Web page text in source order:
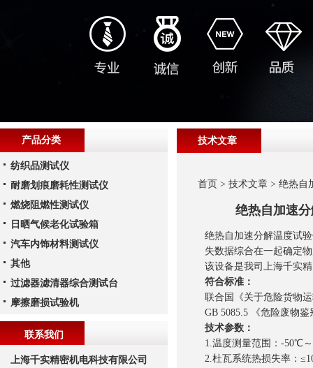
技术文章
首页 > 技术文章> 绝热自
绝热自加速
绝热自加速分解温度试
失数据综合在一起确定
该设备是我司上海千实
符合标准：
联合国《关于危险货物
GB 5085.5 《危险废物
技术参数：
1.温度测量范围：-50℃
2.杜瓦系统热损失率：
产品分类
纺织品测试仪
耐磨划痕磨耗性测试仪
燃烧阻燃性测试仪
日晒气候老化试验箱
汽车内饰材料测试仪
其他
过滤器滤清器综合测试台
摩擦磨损试验机
联系我们
上海千实精密机电科技有限公司